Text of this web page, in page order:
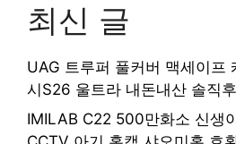
최신 글
UAG 트루퍼 풀커버 맥세이프
시S26 울트라 내돈내산 솔직
IMILAB C22 500만화소 신생